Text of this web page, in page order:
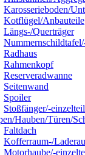
Karosserieboden/
Kotflügel/Anbauteile
Längs-/Querträger
Radhaus
Rahmenkopf
Reserveradwanne
Seitenwand
Spoiler
Stoßfänger/-
Hauben/Türen/
Faltdach
Kofferraum-/
Motorhaube/-